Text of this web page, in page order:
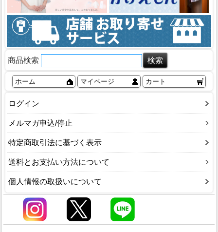
商品検索
ホーム マイページ カート
ログイン
メルマガ申込/停止
特定商取引法に基づく表示
送料とお支払い方法について
個人情報の取扱いについて